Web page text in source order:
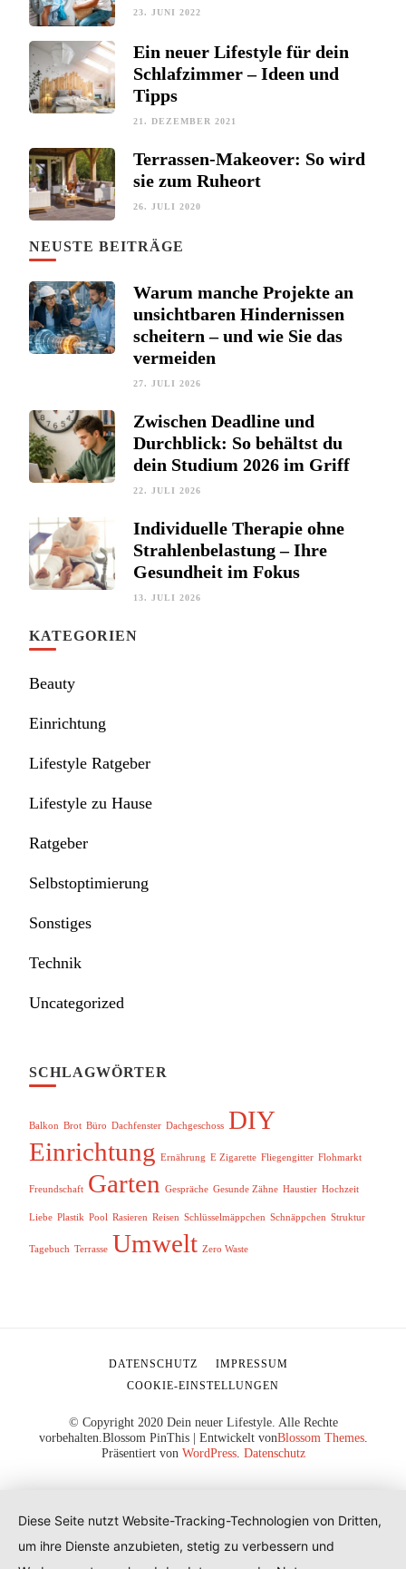
23. JUNI 2022
Ein neuer Lifestyle für dein
Schlafzimmer – Ideen und
Tipps
21. DEZEMBER 2021
Terrassen-Makeover: So wird
sie zum Ruheort
26. JULI 2020
NEUSTE BEITRÄGE
Warum manche Projekte an
unsichtbaren Hindernissen
scheitern – und wie Sie das
vermeiden
27. JULI 2026
Zwischen Deadline und
Durchblick: So behältst du
dein Studium 2026 im Griff
22. JULI 2026
Individuelle Therapie ohne
Strahlenbelastung – Ihre
Gesundheit im Fokus
13. JULI 2026
KATEGORIEN
Beauty
Einrichtung
Lifestyle Ratgeber
Lifestyle zu Hause
Ratgeber
Selbstoptimierung
Sonstiges
Technik
Uncategorized
SCHLAGWÖRTER
Balkon Brot Büro Dachfenster Dachgeschoss DIY
Einrichtung Ernährung E Zigarette Fliegengitter Flohmarkt
Freundschaft Garten Gespräche Gesunde Zähne Haustier Hochzeit
Liebe Plastik Pool Rasieren Reisen Schlüsselmäppchen Schnäppchen Struktur
Tagebuch Terrasse Umwelt Zero Waste
© Copyright 2020 Dein neuer Lifestyle. Alle Rechte
vorbehalten.Blossom PinThis | Entwickelt vonBlossom Themes.
Präsentiert von WordPress. Datenschutz
DATENSCHUTZ
IMPRESSUM
COOKIE-EINSTELLUNGEN
Diese Seite nutzt Website-Tracking-Technologien von Dritten,
um ihre Dienste anzubieten, stetig zu verbessern und